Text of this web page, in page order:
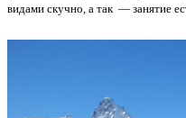
видами скучно, а так — занятие